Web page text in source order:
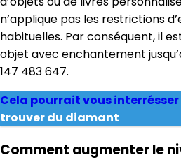
n’applique pas les restrictions
habituelles. Par conséquent, il
objet avec enchantement
147 483 647.
Cela pourrait vous interrésser
trouver du diamant
Comment augmenter le